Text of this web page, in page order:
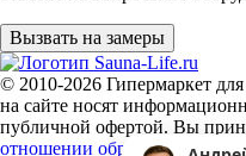
Вызвать на замеры
© 2010-2026 Гипермаркет
на сайте носят
публичной офертой. Вы
отношении обработки